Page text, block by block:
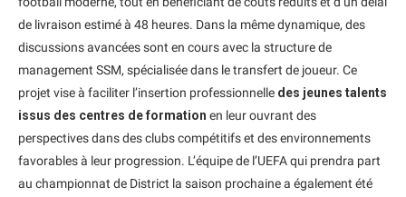
de livraison estimé à 48 heures. Dans la même dynamique, des
discussions avancées sont en cours avec la structure de
management SSM, spécialisée dans le transfert de joueur. Ce
projet vise à faciliter l’insertion professionnelle des jeunes talents
issus des centres de formation en leur ouvrant des
perspectives dans des clubs compétitifs et des environnements
favorables à leur progression. L’équipe de l’UEFA qui prendra part
au championnat de District la saison prochaine a également été